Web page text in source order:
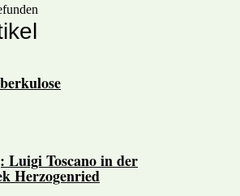
Luigi Toscano in der
Herzogenried